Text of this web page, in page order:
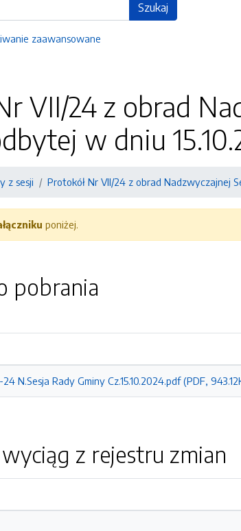
Szukaj
zaawansowane
VII/24 z obrad
w dniu
z sesji Protokół Nr VII/24 z obrad Nadzwyczajnej
poniżej.
pobrania
N.Sesja Rady Gminy Cz.15.10.2024.pdf (PDF,
z rejestru zmian